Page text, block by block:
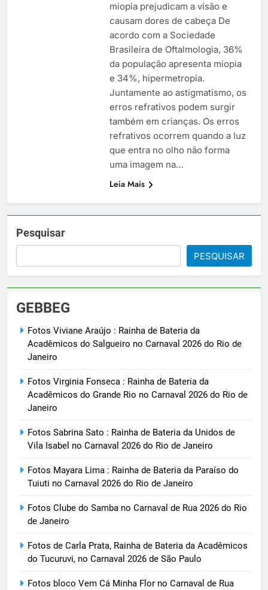
miopia prejudicam a visão e
causam dores de cabeça De
acordo com a Sociedade
Brasileira de Oftalmologia, 36%
da população apresenta miopia
e 34%, hipermetropia.
Juntamente ao astigmatismo, os
erros refrativos podem surgir
também em crianças. Os erros
refrativos ocorrem quando a luz
que entra no olho não forma
uma imagem na…
Leia Mais
Pesquisar
PESQUISAR
GEBBEG
Fotos Viviane Araújo : Rainha de Bateria da
Acadêmicos do Salgueiro no Carnaval 2026 do Rio de
Janeiro
Fotos Virginia Fonseca : Rainha de Bateria da
Acadêmicos do Grande Rio no Carnaval 2026 do Rio de
Janeiro
Fotos Sabrina Sato : Rainha de Bateria da Unidos de
Vila Isabel no Carnaval 2026 do Rio de Janeiro
Fotos Mayara Lima : Rainha de Bateria da Paraíso do
Tuiuti no Carnaval 2026 do Rio de Janeiro
Fotos Clube do Samba no Carnaval de Rua 2026 do Rio
de Janeiro
Fotos de Carla Prata, Rainha de Bateria da Acadêmicos
do Tucuruvi, no Carnaval 2026 de São Paulo
Fotos bloco Vem Cá Minha Flor no Carnaval de Rua